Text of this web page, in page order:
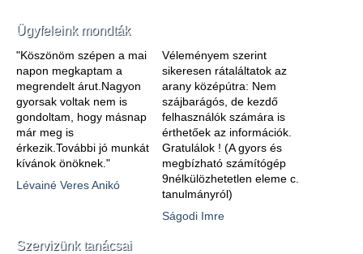
Ügyfeleink mondták
"Köszönöm szépen a mai
napon megkaptam a
megrendelt árut.Nagyon
gyorsak voltak nem is
gondoltam, hogy másnap
már meg is
érkezik.További jó munkát
kívánok önöknek."
Lévainé Veres Anikó
Véleményem szerint
sikeresen rátaláltatok az
arany középútra: Nem
szájbarágós, de kezdő
felhasználók számára is
érthetőek az információk.
Gratulálok ! (A gyors és
megbízható számítógép
9nélkülözhetetlen eleme c.
tanulmányról)
Ságodi Imre
Szervizünk tanácsai